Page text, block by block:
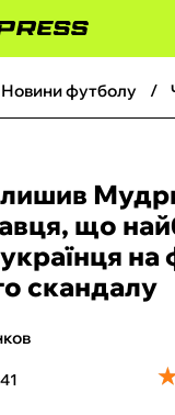
новини футболу
що
на
скандалу